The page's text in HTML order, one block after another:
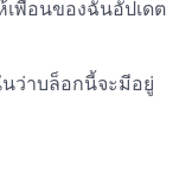
พื่อนของฉันอัปเดต
ว่าบล็อกนี้จะมีอยู่